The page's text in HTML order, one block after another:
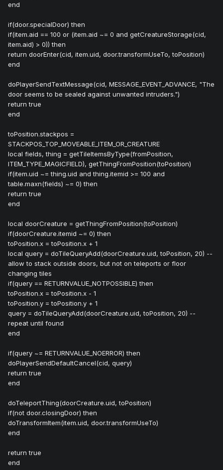
end
if(door.specialDoor) then
if(item.aid == 100 or (item.aid ~= 0 and getCreatureStorage(cid,
item.aid) > 0)) then
return doorEnter(cid, item.uid, door.transformUseTo, toPosition)
end
doPlayerSendTextMessage(cid, MESSAGE_EVENT_ADVANCE, "The
door seems to be sealed against unwanted intruders.")
return true
end
toPosition.stackpos =
STACKPOS_TOP_MOVEABLE_ITEM_OR_CREATURE
local fields, thing = getTileItemsByType(fromPosition,
ITEM_TYPE_MAGICFIELD), getThingFromPosition(toPosition)
if(item.uid ~= thing.uid and thing.itemid >= 100 and
table.maxn(fields) ~= 0) then
return true
end
local doorCreature = getThingFromPosition(toPosition)
if(doorCreature.itemid ~= 0) then
toPosition.x = toPosition.x + 1
local query = doTileQueryAdd(doorCreature.uid, toPosition, 20) --
allow to stack outside doors, but not on teleports or floor
changing tiles
if(query == RETURNVALUE_NOTPOSSIBLE) then
toPosition.x = toPosition.x - 1
toPosition.y = toPosition.y + 1
query = doTileQueryAdd(doorCreature.uid, toPosition, 20) --
repeat until found
end
if(query ~= RETURNVALUE_NOERROR) then
doPlayerSendDefaultCancel(cid, query)
return true
end
doTeleportThing(doorCreature.uid, toPosition)
if(not door.closingDoor) then
doTransformItem(item.uid, door.transformUseTo)
end
return true
end